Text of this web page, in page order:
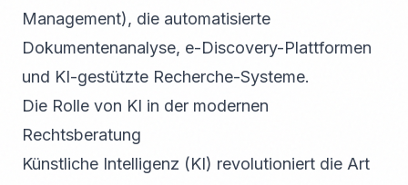
Management), die automatisierte
Dokumentenanalyse, e-Discovery-Plattformen
und KI-gestützte Recherche-Systeme.
Die Rolle von KI in der modernen
Rechtsberatung
Künstliche Intelligenz (KI) revolutioniert die Art